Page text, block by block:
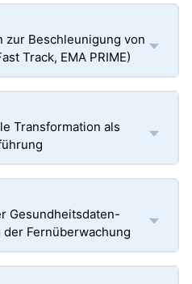
zur Beschleunigung von
Track, EMA PRIME)
Transformation als
Gesundheitsdaten-
Fernüberwachung